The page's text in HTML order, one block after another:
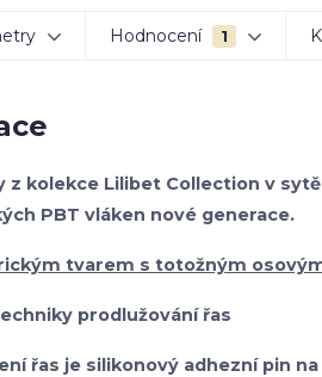
Hodnocení 1
z kolekce Lilibet Collection v
PBT vláken nové generace.
tvarem s totožným
prodlužování řas
řas je silikonový adhezní pin